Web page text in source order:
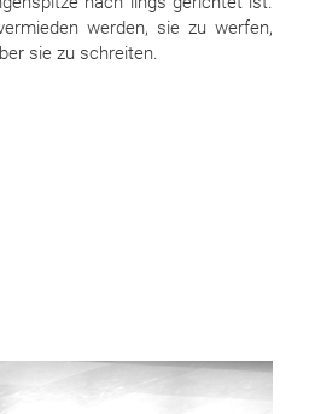
werden, sie zu werfen,
sie zu schreiten.